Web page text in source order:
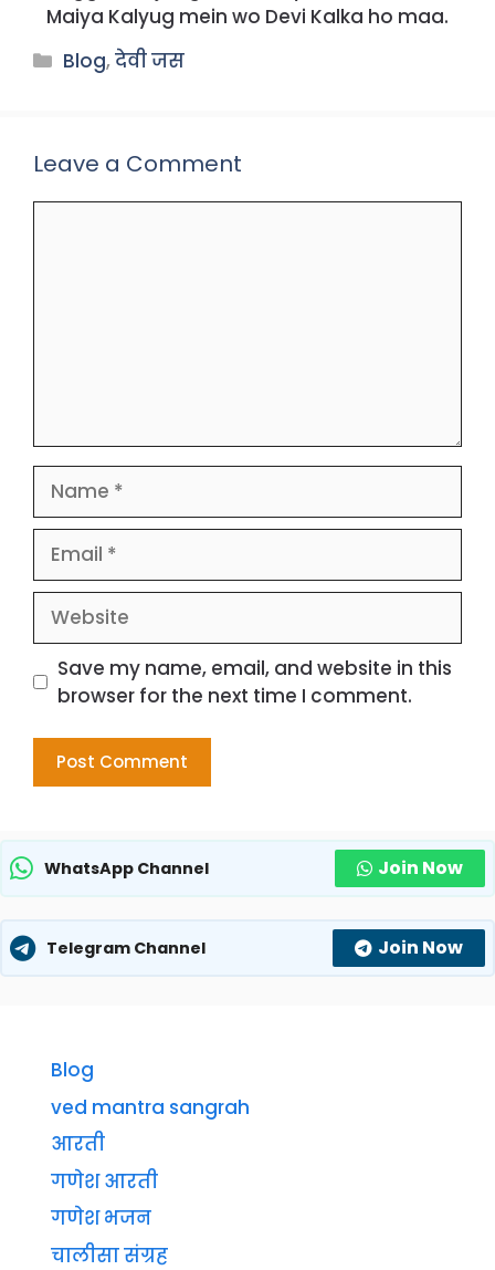
Maiya Kalyug mein wo Devi Kalka ho maa.
Categories
Blog,देवी जस
Leave a Comment
Website
Save my name, email, and website in this
browser for the next time I comment.
WhatsApp Channel Join Now
Telegram Channel Join Now
Blog
ved mantra sangrah
आरती
गणेश आरती
गणेश भजन
चालीसा संग्रह